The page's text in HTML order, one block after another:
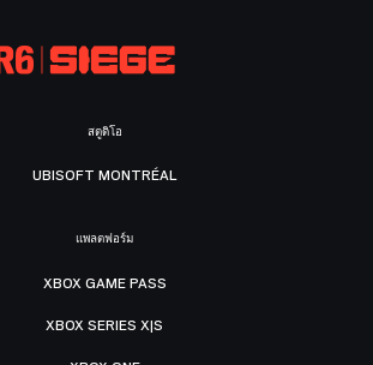
สตูดิโอ
UBISOFT MONTRÉAL
แพลตฟอร์ม
XBOX GAME PASS
XBOX SERIES X|S